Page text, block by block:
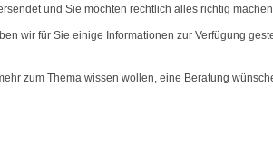
und Sie möchten rechtlich alles richtig
wir für Sie einige Informationen zur Verfügung
zum Thema wissen wollen, eine Beratung